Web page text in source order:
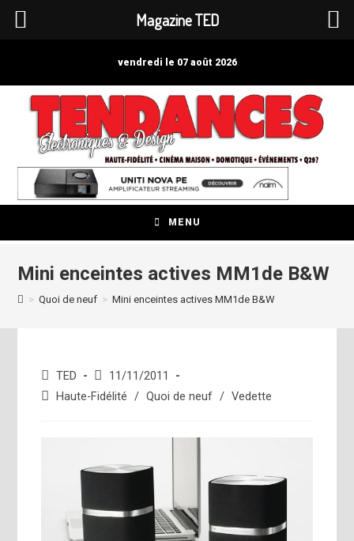
vendredi le 07 août 2026
MENU
Mini enceintes actives MM1de B&W
> Quoi de neuf > Mini enceintes actives MM1de B&W
Auteur/autrice
de
TED
Publication
publiée :
11/11/2011
PostHaute-Fidélité / Quoi de neuf / Vedette
Magazine TED